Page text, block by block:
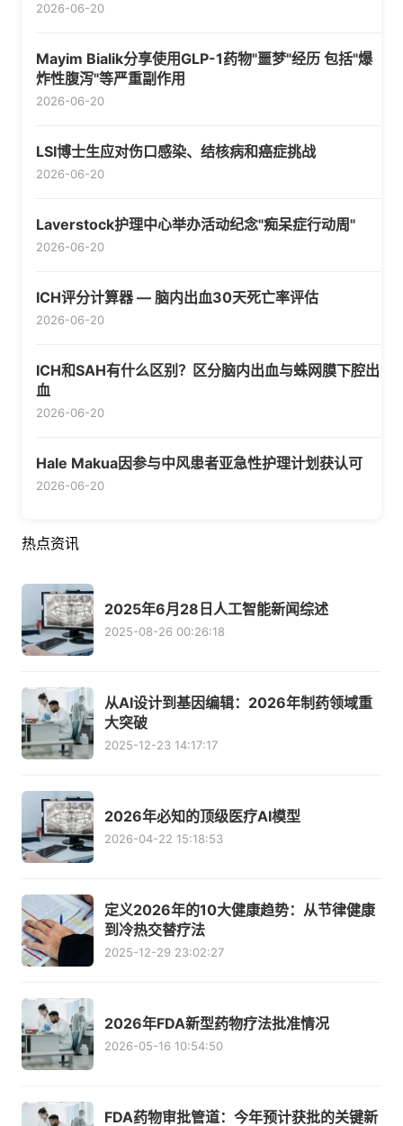
2026-06-20
Mayim Bialik分享使用GLP-1药物"噩梦"经历 包括"爆
炸性腹泻"等严重副作用
2026-06-20
LSI博士生应对伤口感染、结核病和癌症挑战
2026-06-20
Laverstock护理中心举办活动纪念"痴呆症行动周"
2026-06-20
ICH评分计算器 — 脑内出血30天死亡率评估
2026-06-20
ICH和SAH有什么区别？区分脑内出血与蛛网膜下腔出
血
2026-06-20
Hale Makua因参与中风患者亚急性护理计划获认可
2026-06-20
热点资讯
2025年6月28日人工智能新闻综述
2025-08-26 00:26:18
从AI设计到基因编辑：2026年制药领域重
大突破
2025-12-23 14:17:17
2026年必知的顶级医疗AI模型
2026-04-22 15:18:53
定义2026年的10大健康趋势：从节律健康
到冷热交替疗法
2025-12-29 23:02:27
2026年FDA新型药物疗法批准情况
2026-05-16 10:54:50
FDA药物审批管道：今年预计获批的关键新